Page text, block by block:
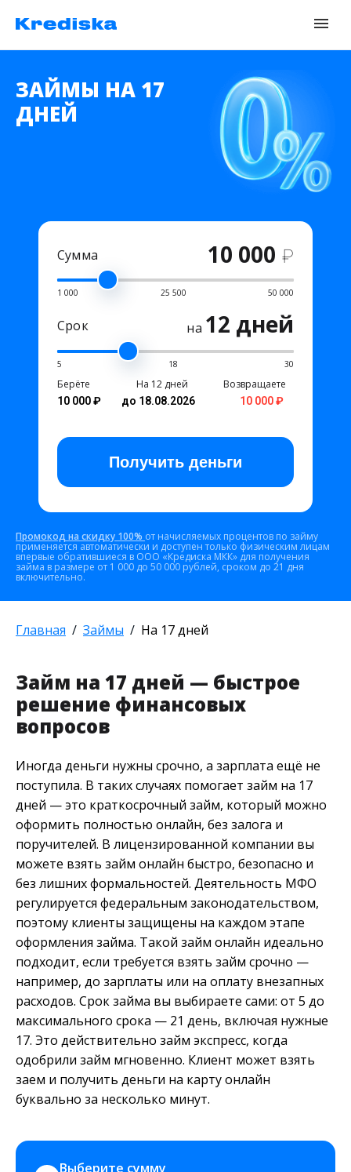
ЗАЙМЫ НА 17
ДНЕЙ
Сумма 10 000 ₽
1 000 25 500 50 000
Срок на 12 дней
5 18 30
Берёте
10 000 ₽
На 12 дней
до 18.08.2026
Возвращаете
10 000 ₽
Получить деньги
Промокод на скидку 100% от начисляемых процентов по займу
применяется автоматически и доступен только физическим лицам
впервые обратившиеся в ООО «Кредиска МКК» для получения
займа в размере от 1 000 до 50 000 рублей, сроком до 21 дня
включительно.
Главная Займы На 17 дней
Займ на 17 дней — быстрое
решение финансовых
вопросов
Иногда деньги нужны срочно, а зарплата ещё не
поступила. В таких случаях помогает займ на 17
дней — это краткосрочный займ, который можно
оформить полностью онлайн, без залога и
поручителей. В лицензированной компании вы
можете взять займ онлайн быстро, безопасно и
без лишних формальностей. Деятельность МФО
регулируется федеральным законодательством,
поэтому клиенты защищены на каждом этапе
оформления займа. Такой займ онлайн идеально
подходит, если требуется взять займ срочно —
например, до зарплаты или на оплату внезапных
расходов. Срок займа вы выбираете сами: от 5 до
максимального срока — 21 день, включая нужные
17. Это действительно займ экспресс, когда
одобрили займ мгновенно. Клиент может взять
заем и получить деньги на карту онлайн
буквально за несколько минут.
Выберите сумму